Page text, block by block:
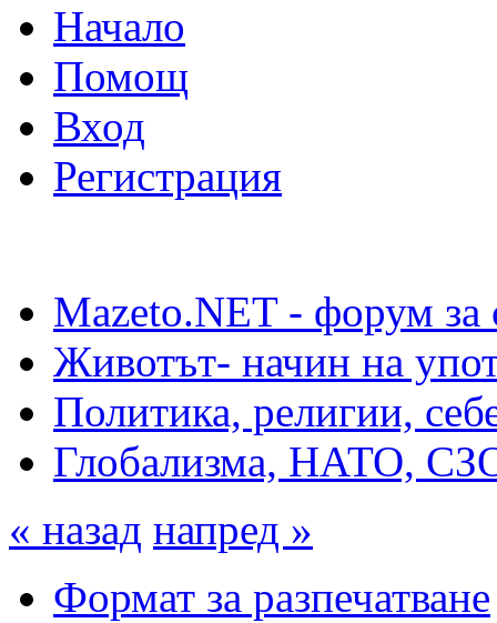
Начало
Помощ
Вход
Регистрация
Mazeto.NET - форум за
Животът- начин на
Политика, религии,
Глобализма, НАТО,
« назад напред »
Формат за разпечатване